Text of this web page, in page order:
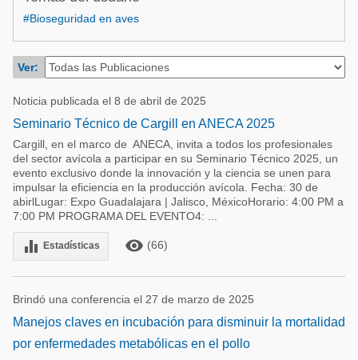
Avicultura
Porcicultura
Lechería
Balanceados - Piensos
Comunidades en portugués
Micotoxinas
Avicultura
Porcicultura
Ganadería
Lechería
#Bioseguridad en aves
Ver:
Noticia publicada el 8 de abril de 2025
Seminario Técnico de Cargill en ANECA 2025
Cargill, en el marco de ANECA, invita a todos los profesionales
del sector avícola a participar en su Seminario Técnico 2025, un
evento exclusivo donde la innovación y la ciencia se unen para
impulsar la eficiencia en la producción avícola. Fecha: 30 de
abirlLugar: Expo Guadalajara | Jalisco, MéxicoHorario: 4:00 PM a
7:00 PM PROGRAMA DEL EVENTO4: ...
equalizer Estadísticas remove_red_eye (66)
Brindó una conferencia el 27 de marzo de 2025
Manejos claves en incubación para disminuir la mortalidad
por enfermedades metabólicas en el pollo